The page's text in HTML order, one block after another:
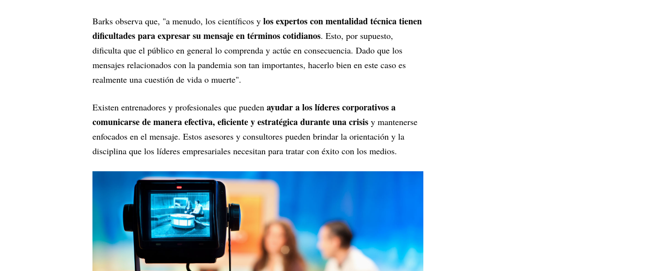
Barks observa que, "a menudo, los científicos y los expertos con mentalidad técnica tienen
dificultades para expresar su mensaje en términos cotidianos. Esto, por supuesto,
dificulta que el público en general lo comprenda y actúe en consecuencia. Dado que los
mensajes relacionados con la pandemia son tan importantes, hacerlo bien en este caso es
realmente una cuestión de vida o muerte".
Existen entrenadores y profesionales que pueden ayudar a los líderes corporativos a
comunicarse de manera efectiva, eficiente y estratégica durante una crisis y mantenerse
enfocados en el mensaje. Estos asesores y consultores pueden brindar la orientación y la
disciplina que los líderes empresariales necesitan para tratar con éxito con los medios.